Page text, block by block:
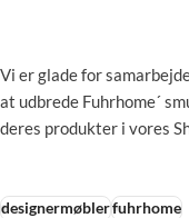
Vi er glade for
at udbrede Fuhrhome´
deres produkter i vores
designermøblerfuhrhome